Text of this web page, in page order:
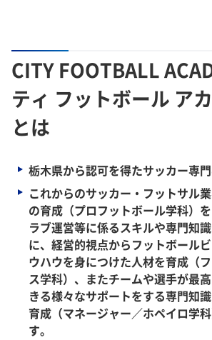
CITY FOOTBALL
ティ フットボール アカ
とは
栃木県から認可を得たサッカー専門
これからのサッカー・フットサル
の育成（プロフットボール学科）
ラブ運営等に係るスキルや専門知
に、経営的視点からフットボール
ウハウを身につけた人材を育成（
ス学科）、またチームや選手が最
きる様々なサポートをする専門知
育成（マネージャー／ホペイロ学
す。